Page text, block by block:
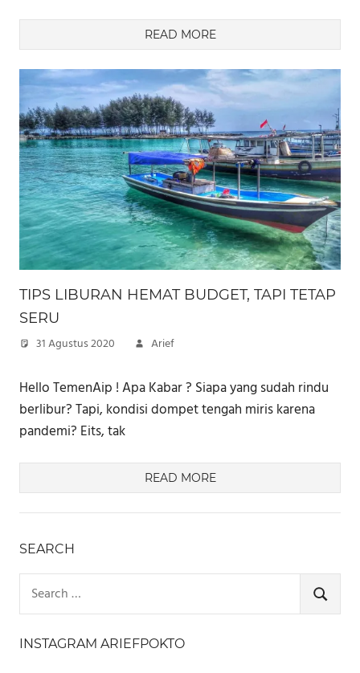
READ MORE
TIPS LIBURAN HEMAT BUDGET, TAPI TETAP
SERU
31 Agustus 2020 Arief
Hello TemenAip ! Apa Kabar ? Siapa yang sudah rindu
berlibur? Tapi, kondisi dompet tengah miris karena
pandemi? Eits, tak
READ MORE
SEARCH
for:
SEARCH
INSTAGRAM ARIEFPOKTO